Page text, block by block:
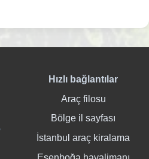
Hızlı bağlantılar
Araç filosu
Bölge il sayfası
İstanbul araç kiralama